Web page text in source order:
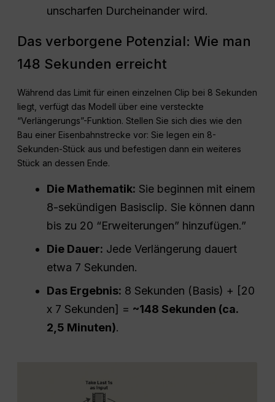
unscharfen Durcheinander wird.
Das verborgene Potenzial: Wie man
148 Sekunden erreicht
Während das Limit für einen einzelnen Clip bei 8 Sekunden
liegt, verfügt das Modell über eine versteckte
“Verlängerungs”-Funktion. Stellen Sie sich dies wie den
Bau einer Eisenbahnstrecke vor: Sie legen ein 8-
Sekunden-Stück aus und befestigen dann ein weiteres
Stück an dessen Ende.
Die Mathematik: Sie beginnen mit einem
8-sekündigen Basisclip. Sie können dann
bis zu 20 “Erweiterungen” hinzufügen.”
Die Dauer: Jede Verlängerung dauert
etwa 7 Sekunden.
Das Ergebnis: 8 Sekunden (Basis) + [20
x 7 Sekunden] = ~148 Sekunden (ca.
2,5 Minuten).